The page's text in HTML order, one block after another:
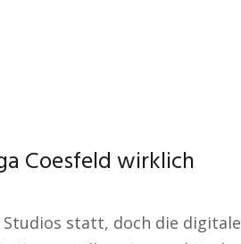
Coesfeld wirklich
Studios statt, doch die digitale